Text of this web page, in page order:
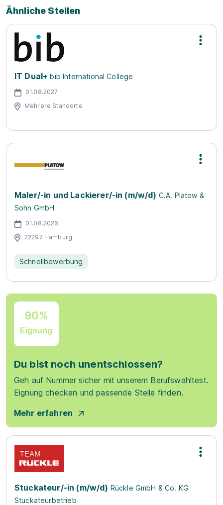
Ähnliche Stellen
IT Dual+ bib International College
01.08.2027
Mehrere Standorte
Maler/-in und Lackierer/-in (m/w/d) C.A. Platow &
Sohn GmbH
01.08.2026
22297 Hamburg
Schnellbewerbung
90%
Eignung
Du bist noch unentschlossen?
Geh auf Nummer sicher mit unserem Berufswahltest.
Eignung checken und passende Stelle finden.
Mehr erfahren
Stuckateur/-in (m/w/d) Rückle GmbH & Co. KG
Stuckateurbetrieb